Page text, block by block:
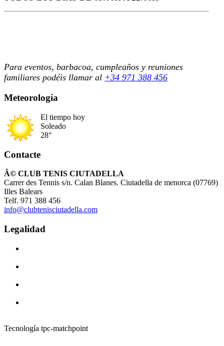
Para eventos, barbacoa, cumpleaños y reuniones
familiares podéis llamar al +34 971 388 456
Meteorología
El tiempo hoy
Soleado
28°
Contacte
Â© CLUB TENIS CIUTADELLA
Carrer des Tennis s/n. Calan Blanes. Ciutadella de menorca (07769)
Illes Balears
Telf. 971 388 456
info@clubtenisciutadella.com
Legalidad
Tecnología tpc-matchpoint